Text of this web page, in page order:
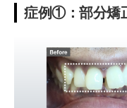
症例①：部分矯